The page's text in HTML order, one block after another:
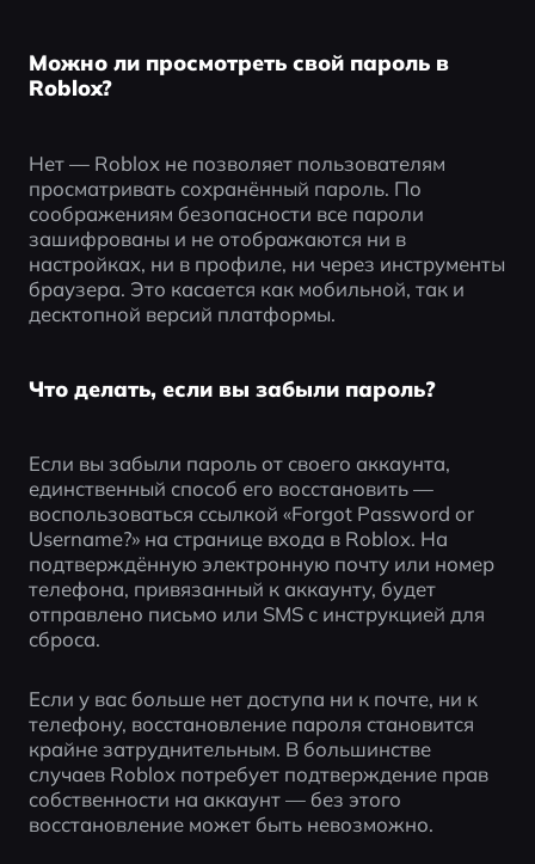
Можно ли просмотреть свой пароль в
Roblox?
Нет — Roblox не позволяет пользователям
просматривать сохранённый пароль. По
соображениям безопасности все пароли
зашифрованы и не отображаются ни в
настройках, ни в профиле, ни через инструменты
браузера. Это касается как мобильной, так и
десктопной версий платформы.
Что делать, если вы забыли пароль?
Если вы забыли пароль от своего аккаунта,
единственный способ его восстановить —
воспользоваться ссылкой «Forgot Password or
Username?» на странице входа в Roblox. На
подтверждённую электронную почту или номер
телефона, привязанный к аккаунту, будет
отправлено письмо или SMS с инструкцией для
сброса.
Если у вас больше нет доступа ни к почте, ни к
телефону, восстановление пароля становится
крайне затруднительным. В большинстве
случаев Roblox потребует подтверждение прав
собственности на аккаунт — без этого
восстановление может быть невозможно.